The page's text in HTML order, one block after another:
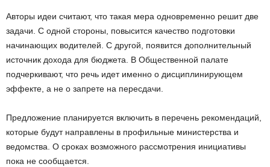
Авторы идеи считают, что такая мера одновременно решит две
задачи. С одной стороны, повысится качество подготовки
начинающих водителей. С другой, появится дополнительный
источник дохода для бюджета. В Общественной палате
подчеркивают, что речь идет именно о дисциплинирующем
эффекте, а не о запрете на пересдачи.
Предложение планируется включить в перечень рекомендаций,
которые будут направлены в профильные министерства и
ведомства. О сроках возможного рассмотрения инициативы
пока не сообщается.